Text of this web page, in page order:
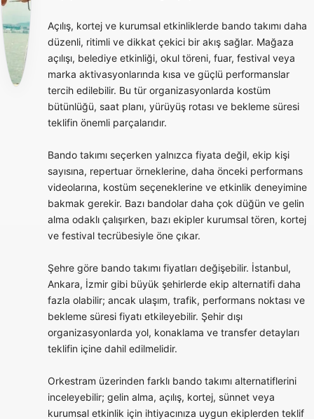
Açılış, kortej ve kurumsal etkinliklerde bando takımı daha
düzenli, ritimli ve dikkat çekici bir akış sağlar. Mağaza
açılışı, belediye etkinliği, okul töreni, fuar, festival veya
marka aktivasyonlarında kısa ve güçlü performanslar
tercih edilebilir. Bu tür organizasyonlarda kostüm
bütünlüğü, saat planı, yürüyüş rotası ve bekleme süresi
teklifin önemli parçalarıdır.
Bando takımı seçerken yalnızca fiyata değil, ekip kişi
sayısına, repertuar örneklerine, daha önceki performans
videolarına, kostüm seçeneklerine ve etkinlik deneyimine
bakmak gerekir. Bazı bandolar daha çok düğün ve gelin
alma odaklı çalışırken, bazı ekipler kurumsal tören, kortej
ve festival tecrübesiyle öne çıkar.
Şehre göre bando takımı fiyatları değişebilir. İstanbul,
Ankara, İzmir gibi büyük şehirlerde ekip alternatifi daha
fazla olabilir; ancak ulaşım, trafik, performans noktası ve
bekleme süresi fiyatı etkileyebilir. Şehir dışı
organizasyonlarda yol, konaklama ve transfer detayları
teklifin içine dahil edilmelidir.
Orkestram üzerinden farklı bando takımı alternatiflerini
inceleyebilir; gelin alma, açılış, kortej, sünnet veya
kurumsal etkinlik için ihtiyacınıza uygun ekiplerden teklif